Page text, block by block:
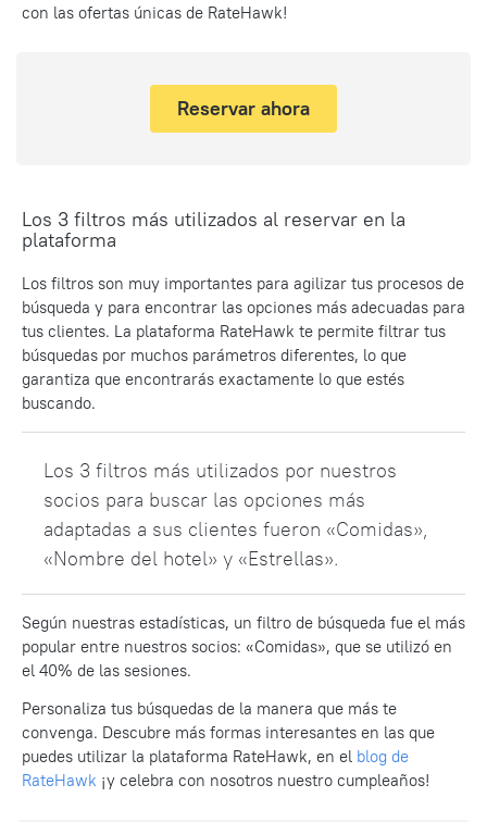
con las ofertas únicas de RateHawk!
Reservar ahora
Los 3 filtros más utilizados al reservar en la
plataforma
Los filtros son muy importantes para agilizar tus procesos de
búsqueda y para encontrar las opciones más adecuadas para
tus clientes. La plataforma RateHawk te permite filtrar tus
búsquedas por muchos parámetros diferentes, lo que
garantiza que encontrarás exactamente lo que estés
buscando.
Los 3 filtros más utilizados por nuestros
socios para buscar las opciones más
adaptadas a sus clientes fueron «Comidas»,
«Nombre del hotel» y «Estrellas».
Según nuestras estadísticas, un filtro de búsqueda fue el más
popular entre nuestros socios: «Comidas», que se utilizó en
el 40% de las sesiones.
Personaliza tus búsquedas de la manera que más te
convenga. Descubre más formas interesantes en las que
puedes utilizar la plataforma RateHawk, en el blog de
RateHawk ¡y celebra con nosotros nuestro cumpleaños!